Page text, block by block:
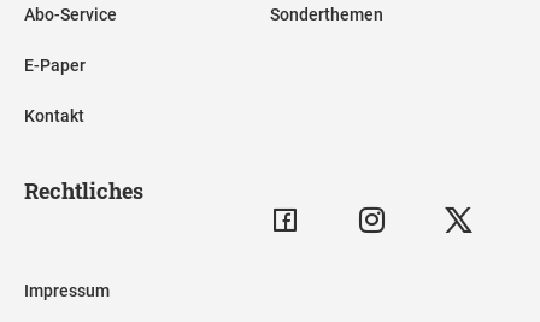
Abo-Service
E-Paper
Kontakt
Sonderthemen
Rechtliches
Impressum